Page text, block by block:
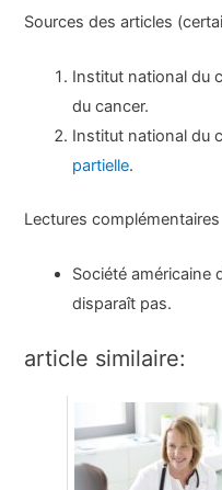
Sources des articles
Institut national du
du cancer.
Institut national du
partielle.
Lectures complémentaires
Société américaine
disparaît pas.
article similaire: